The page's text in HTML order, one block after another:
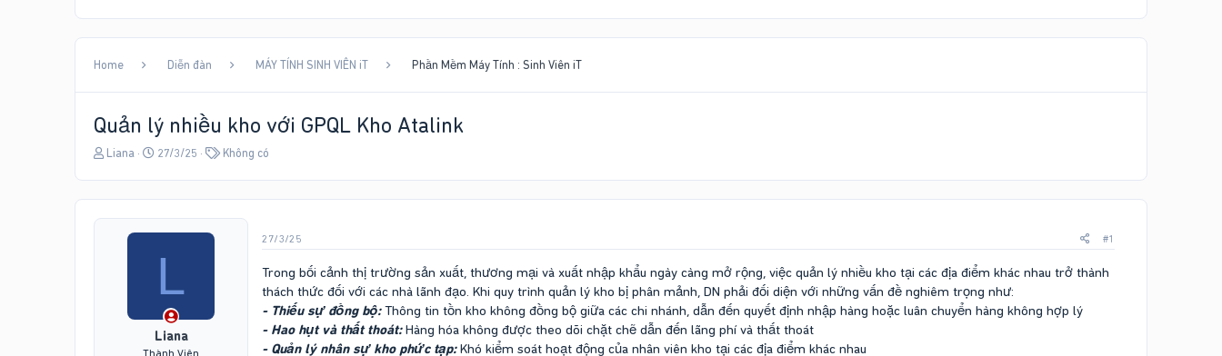
Home Diễn đàn MÁY TÍNH SINH VIÊN iT Phần Mềm Máy Tính : Sinh Viên iT
Quản lý nhiều kho với GPQL Kho Atalink
T
e
a
Liana
N
y
g
ử
27/3/25
T
h
ó
Không có
L
Liana
Thành Viên
27/3/25 #1
Trong bối cảnh thị trường sản xuất, thương mại và xuất nhập khẩu ngày càng mở rộng, việc quản lý nhiều kho tại các địa điểm khác nhau trở thành
thách thức đối với các nhà lãnh đạo. Khi quy trình quản lý kho bị phân mảnh, DN phải đối diện với những vấn đề nghiêm trọng như:
- Thiếu sự đồng bộ:Thông tin tồn kho không đồng bộ giữa các chi nhánh, dẫn đến quyết định nhập hàng hoặc luân chuyển hàng không hợp lý
- Hao hụt và thất thoát:Hàng hóa không được theo dõi chặt chẽ dẫn đến lãng phí và thất thoát
- Quản lý nhân sự kho phức tạp:Khó kiểm soát hoạt động của nhân viên kho tại các địa điểm khác nhau